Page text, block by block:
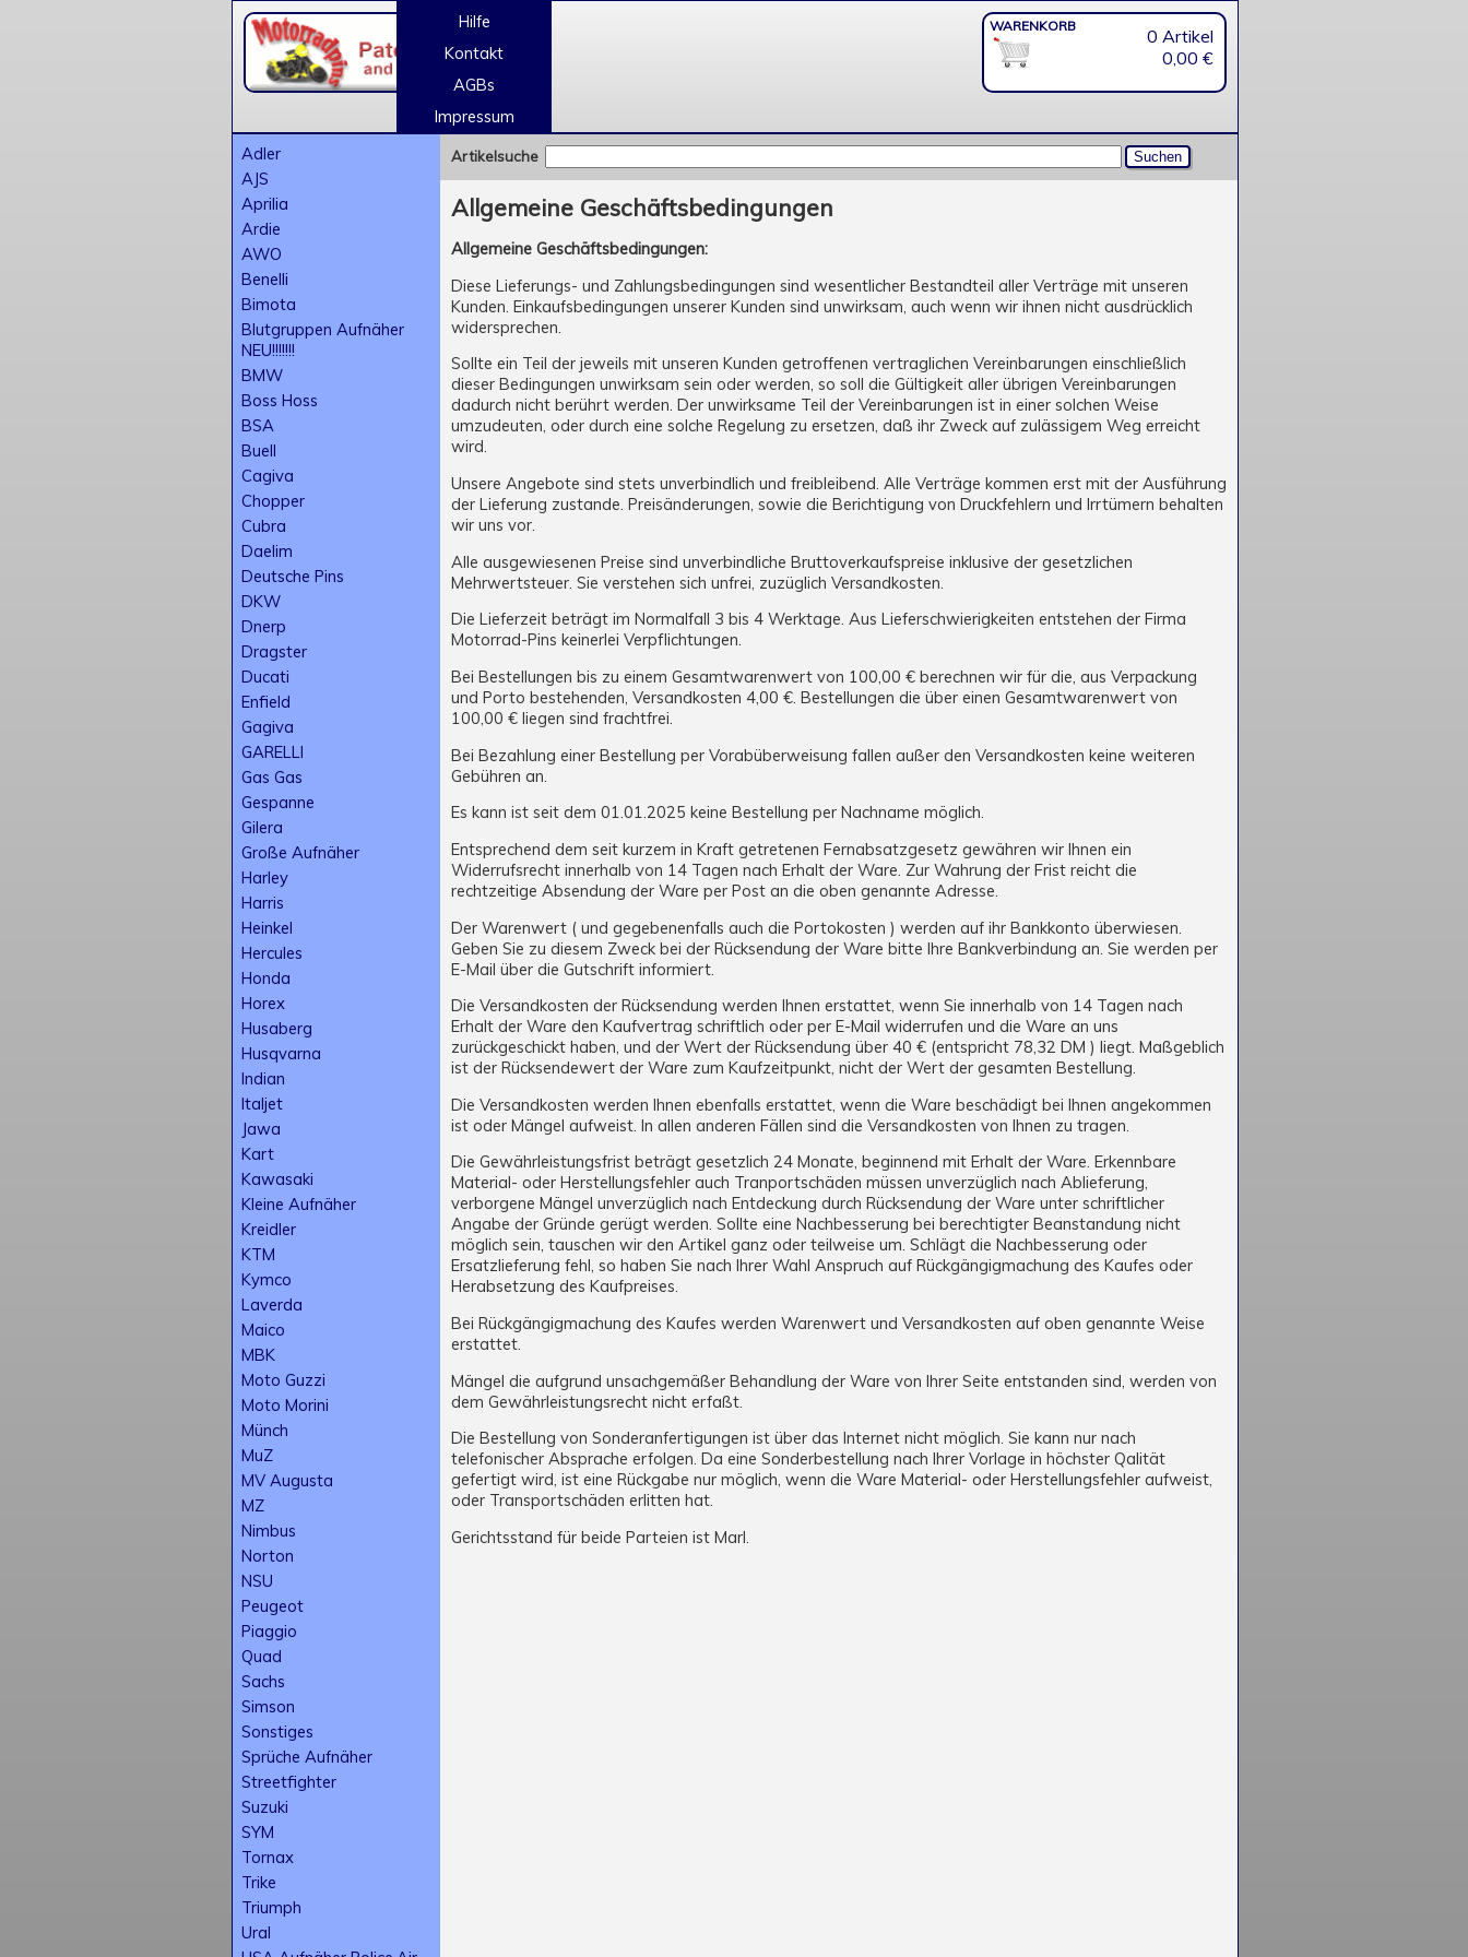
WARENKORB
0 Artikel
0,00 €
Hilfe
Kontakt
AGBs
Impressum
Adler
AJS
Aprilia
Ardie
AWO
Benelli
Bimota
Blutgruppen Aufnäher
NEU!!!!!!!
BMW
Boss Hoss
BSA
Buell
Cagiva
Chopper
Cubra
Daelim
Deutsche Pins
DKW
Dnerp
Dragster
Ducati
Enfield
Gagiva
GARELLI
Gas Gas
Gespanne
Gilera
Große Aufnäher
Harley
Harris
Heinkel
Hercules
Honda
Horex
Husaberg
Husqvarna
Indian
Italjet
Jawa
Kart
Kawasaki
Kleine Aufnäher
Kreidler
KTM
Kymco
Laverda
Maico
MBK
Moto Guzzi
Moto Morini
Münch
MuZ
MV Augusta
MZ
Nimbus
Norton
NSU
Peugeot
Piaggio
Quad
Sachs
Simson
Sonstiges
Sprüche Aufnäher
Streetfighter
Suzuki
SYM
Tornax
Trike
Triumph
Ural
Artikelsuche
Allgemeine Geschäftsbedingungen
Allgemeine Geschäftsbedingungen:
Diese Lieferungs- und Zahlungsbedingungen sind wesentlicher Bestandteil aller Verträge mit unseren
Kunden. Einkaufsbedingungen unserer Kunden sind unwirksam, auch wenn wir ihnen nicht ausdrücklich
widersprechen.
Sollte ein Teil der jeweils mit unseren Kunden getroffenen vertraglichen Vereinbarungen einschließlich
dieser Bedingungen unwirksam sein oder werden, so soll die Gültigkeit aller übrigen Vereinbarungen
dadurch nicht berührt werden. Der unwirksame Teil der Vereinbarungen ist in einer solchen Weise
umzudeuten, oder durch eine solche Regelung zu ersetzen, daß ihr Zweck auf zulässigem Weg erreicht
wird.
Unsere Angebote sind stets unverbindlich und freibleibend. Alle Verträge kommen erst mit der Ausführung
der Lieferung zustande. Preisänderungen, sowie die Berichtigung von Druckfehlern und Irrtümern behalten
wir uns vor.
Alle ausgewiesenen Preise sind unverbindliche Bruttoverkaufspreise inklusive der gesetzlichen
Mehrwertsteuer. Sie verstehen sich unfrei, zuzüglich Versandkosten.
Die Lieferzeit beträgt im Normalfall 3 bis 4 Werktage. Aus Lieferschwierigkeiten entstehen der Firma
Motorrad-Pins keinerlei Verpflichtungen.
Bei Bestellungen bis zu einem Gesamtwarenwert von 100,00 € berechnen wir für die, aus Verpackung
und Porto bestehenden, Versandkosten 4,00 €. Bestellungen die über einen Gesamtwarenwert von
100,00 € liegen sind frachtfrei.
Bei Bezahlung einer Bestellung per Vorabüberweisung fallen außer den Versandkosten keine weiteren
Gebühren an.
Es kann ist seit dem 01.01.2025 keine Bestellung per Nachname möglich.
Entsprechend dem seit kurzem in Kraft getretenen Fernabsatzgesetz gewähren wir Ihnen ein
Widerrufsrecht innerhalb von 14 Tagen nach Erhalt der Ware. Zur Wahrung der Frist reicht die
rechtzeitige Absendung der Ware per Post an die oben genannte Adresse.
Der Warenwert ( und gegebenenfalls auch die Portokosten ) werden auf ihr Bankkonto überwiesen.
Geben Sie zu diesem Zweck bei der Rücksendung der Ware bitte Ihre Bankverbindung an. Sie werden per
E-Mail über die Gutschrift informiert.
Die Versandkosten der Rücksendung werden Ihnen erstattet, wenn Sie innerhalb von 14 Tagen nach
Erhalt der Ware den Kaufvertrag schriftlich oder per E-Mail widerrufen und die Ware an uns
zurückgeschickt haben, und der Wert der Rücksendung über 40 € (entspricht 78,32 DM ) liegt. Maßgeblich
ist der Rücksendewert der Ware zum Kaufzeitpunkt, nicht der Wert der gesamten Bestellung.
Die Versandkosten werden Ihnen ebenfalls erstattet, wenn die Ware beschädigt bei Ihnen angekommen
ist oder Mängel aufweist. In allen anderen Fällen sind die Versandkosten von Ihnen zu tragen.
Die Gewährleistungsfrist beträgt gesetzlich 24 Monate, beginnend mit Erhalt der Ware. Erkennbare
Material- oder Herstellungsfehler auch Tranportschäden müssen unverzüglich nach Ablieferung,
verborgene Mängel unverzüglich nach Entdeckung durch Rücksendung der Ware unter schriftlicher
Angabe der Gründe gerügt werden. Sollte eine Nachbesserung bei berechtigter Beanstandung nicht
möglich sein, tauschen wir den Artikel ganz oder teilweise um. Schlägt die Nachbesserung oder
Ersatzlieferung fehl, so haben Sie nach Ihrer Wahl Anspruch auf Rückgängigmachung des Kaufes oder
Herabsetzung des Kaufpreises.
Bei Rückgängigmachung des Kaufes werden Warenwert und Versandkosten auf oben genannte Weise
erstattet.
Mängel die aufgrund unsachgemäßer Behandlung der Ware von Ihrer Seite entstanden sind, werden von
dem Gewährleistungsrecht nicht erfaßt.
Die Bestellung von Sonderanfertigungen ist über das Internet nicht möglich. Sie kann nur nach
telefonischer Absprache erfolgen. Da eine Sonderbestellung nach Ihrer Vorlage in höchster Qalität
gefertigt wird, ist eine Rückgabe nur möglich, wenn die Ware Material- oder Herstellungsfehler aufweist,
oder Transportschäden erlitten hat.
Gerichtsstand für beide Parteien ist Marl.